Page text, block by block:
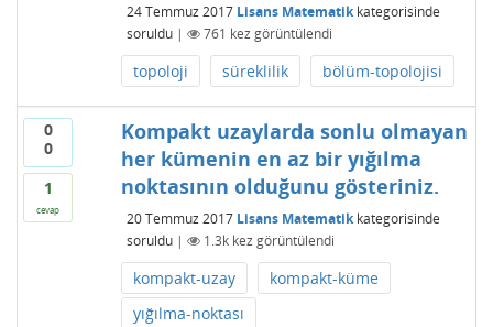
24 Temmuz 2017 Lisans Matematikkategorisinde
soruldu | 761 kez görüntülendi
topoloji süreklilik bölüm-topolojisi
0
0
1
cevap
Kompakt uzaylarda sonlu olmayan
her kümenin en az bir yığılma
noktasının olduğunu gösteriniz.
20 Temmuz 2017 Lisans Matematikkategorisinde
soruldu | 1.3kkez görüntülendi
kompakt-uzay
kompakt-küme
yığılma-noktası